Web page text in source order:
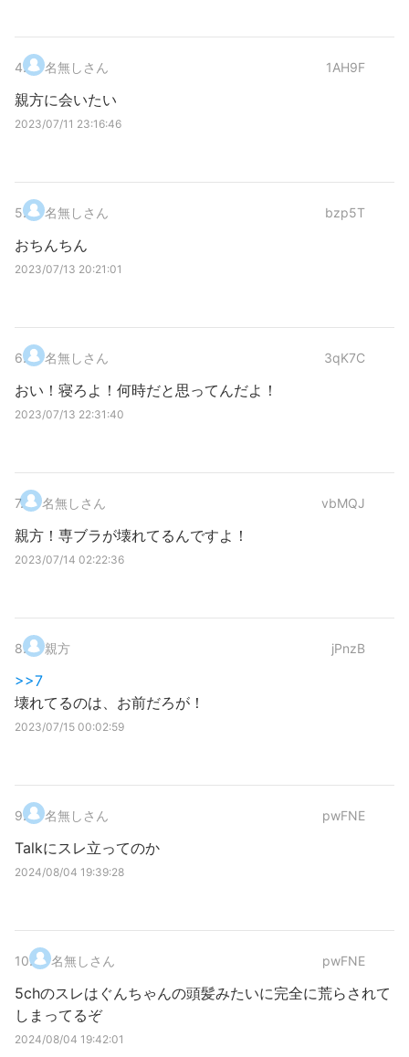
4. 名無しさん 1AH9F
親方に会いたい
2023/07/11 23:16:46
5. 名無しさん bzp5T
おちんちん
2023/07/13 20:21:01
6. 名無しさん 3qK7C
おい！寝ろよ！何時だと思ってんだよ！
2023/07/13 22:31:40
7. 名無しさん vbMQJ
親方！専ブラが壊れてるんですよ！
2023/07/14 02:22:36
8. 親方 jPnzB
>>7
壊れてるのは、お前だろが！
2023/07/15 00:02:59
9. 名無しさん pwFNE
Talkにスレ立ってのか
2024/08/04 19:39:28
10. 名無しさん pwFNE
5chのスレはぐんちゃんの頭髪みたいに完全に荒らされて
しまってるぞ
2024/08/04 19:42:01